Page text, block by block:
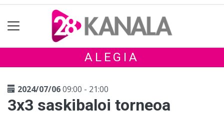
ALEGIA
2024/07/0609:00 - 21:00
3x3 saskibaloi torneoa